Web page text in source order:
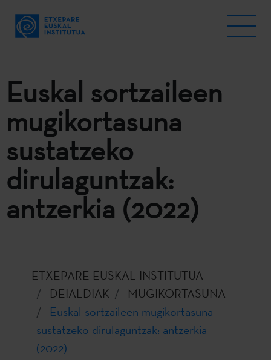
Euskal sortzaileen
mugikortasuna
sustatzeko
dirulaguntzak:
antzerkia (2022)
ETXEPARE EUSKAL INSTITUTUA
DEIALDIAK
MUGIKORTASUNA
Euskal sortzaileen mugikortasuna
sustatzeko dirulaguntzak: antzerkia
(2022)